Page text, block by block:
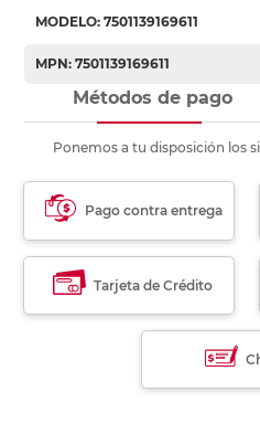
MODELO: 7501139169611
MPN: 7501139169611
Métodos de pago
Ponemos a tu disposición los
Pago contra entrega
Tarjeta de Crédito